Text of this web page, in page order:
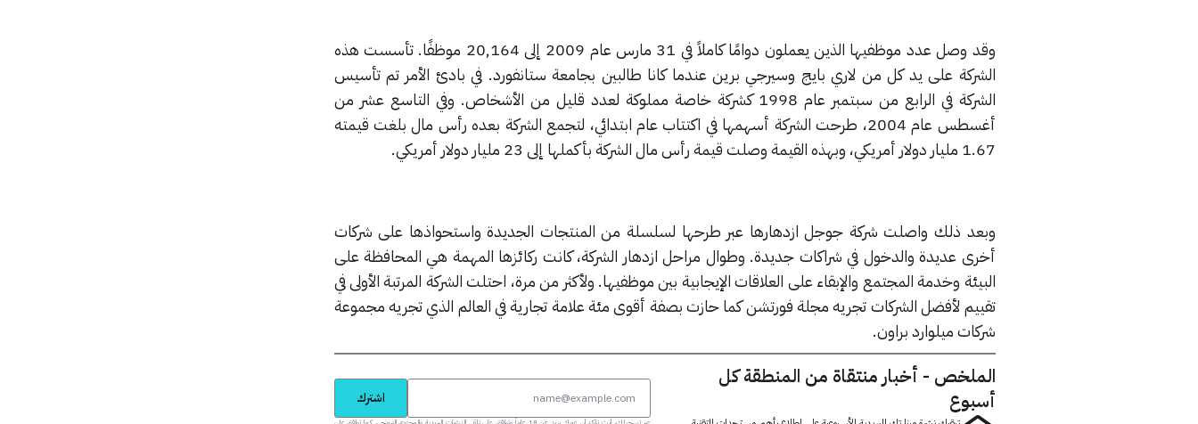
وقد وصل عدد موظفيها الذين يعملون دوامًا كاملاً في 31 مارس عام 2009 إلى 20,164 موظفًا. تأسست هذه
الشركة على يد كل من لاري بايج وسيرجي برين عندما كانا طالبين بجامعة ستانفورد. في بادئ الأمر تم تأسيس
الشركة في الرابع من سبتمبر عام 1998 كشركة خاصة مملوكة لعدد قليل من الأشخاص. وفي التاسع عشر من
أغسطس عام 2004، طرحت الشركة أسهمها في اكتتاب عام ابتدائي، لتجمع الشركة بعده رأس مال بلغت قيمته
1.67 مليار دولار أمريكي، وبهذه القيمة وصلت قيمة رأس مال الشركة بأكملها إلى 23 مليار دولار أمريكي.
وبعد ذلك واصلت شركة جوجل ازدهارها عبر طرحها لسلسلة من المنتجات الجديدة واستحواذها على شركات
أخرى عديدة والدخول في شراكات جديدة. وطوال مراحل ازدهار الشركة، كانت ركائزها المهمة هي المحافظة على
البيئة وخدمة المجتمع والإبقاء على العلاقات الإيجابية بين موظفيها. ولأكثر من مرة، احتلت الشركة المرتبة الأولى في
تقييم لأفضل الشركات تجريه مجلة فورتشن كما حازت بصفة أقوى مئة علامة تجارية في العالم الذي تجريه مجموعة
شركات ميلوارد براون.
الملخص - أخبار منتقاة من المنطقة كل
أسبوع
اشترك